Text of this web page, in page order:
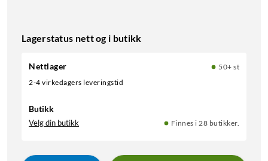
Lagerstatus nett og i butikk
Nettlager
50+ st
2-4 virkedagers leveringstid
Butikk
Velg din butikk Finnes i 28 butikker.